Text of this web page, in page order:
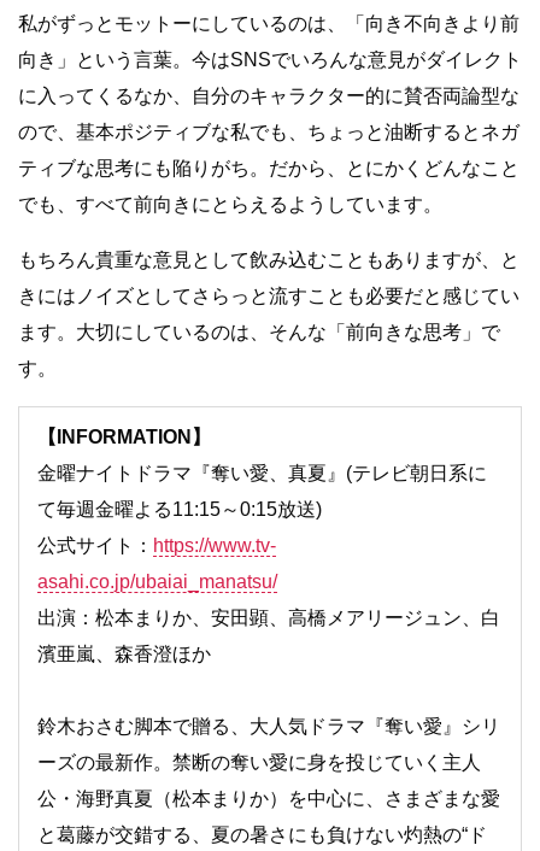
私がずっとモットーにしているのは、「向き不向きより前
向き」という言葉。今はSNSでいろんな意見がダイレクト
に入ってくるなか、自分のキャラクター的に賛否両論型な
ので、基本ポジティブな私でも、ちょっと油断するとネガ
ティブな思考にも陥りがち。だから、とにかくどんなこと
でも、すべて前向きにとらえるようしています。
もちろん貴重な意見として飲み込むこともありますが、と
きにはノイズとしてさらっと流すことも必要だと感じてい
ます。大切にしているのは、そんな「前向きな思考」で
す。
【INFORMATION】
金曜ナイトドラマ『奪い愛、真夏』(テレビ朝日系に
て毎週金曜よる11:15～0:15放送)
公式サイト： https://www.tv-
asahi.co.jp/ubaiai_manatsu/
出演：松本まりか、安田顕、高橋メアリージュン、白
濱亜嵐、森香澄ほか
鈴木おさむ脚本で贈る、大人気ドラマ『奪い愛』シリ
ーズの最新作。禁断の奪い愛に身を投じていく主人
公・海野真夏（松本まりか）を中心に、さまざまな愛
と葛藤が交錯する、夏の暑さにも負けない灼熱の“ド